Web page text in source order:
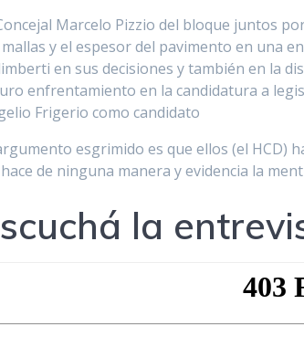
Marcelo Pizzio del bloque juntos
y el espesor del pavimento en una
en sus decisiones y también en la
enfrentamiento en la candidatura a
Frigerio como candidato
esgrimido es que ellos (el HCD)
de ninguna manera y evidencia la
la